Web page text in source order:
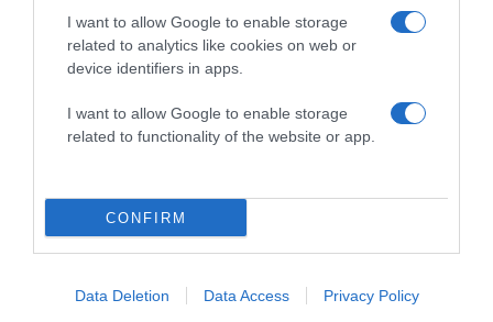
I want to allow Google to enable storage
related to analytics like cookies on web or
device identifiers in apps.
I want to allow Google to enable storage
related to functionality of the website or app.
CONFIRM
Data Deletion Data Access Privacy Policy
Grillezett halloumis cukkinis tésztasaláta